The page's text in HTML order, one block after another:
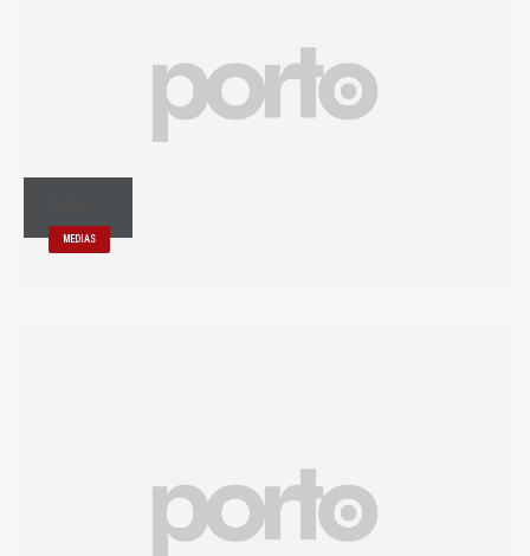
MEDIAS